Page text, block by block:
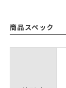
商品スペック